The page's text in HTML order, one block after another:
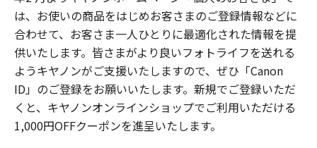
は、お使いの商品をはじめお客さまのご登録情報などに
合わせて、お客さま一人ひとりに最適化された情報を提
供いたします。皆さまがより良いフォトライフを送れる
ようキヤノンがご支援いたしますので、ぜひ「Canon
ID」のご登録をお願いいたします。新規でご登録いただ
くと、キヤノンオンラインショップでご利用いただける
1,000円OFFクーポンを進呈いたします。